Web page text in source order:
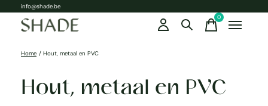
info@shade.be
0items
Home / Hout, metaal en PVC
Hout, metaal en PVC